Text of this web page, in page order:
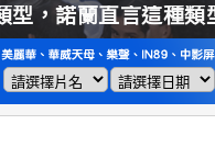
，諾蘭直言這種類